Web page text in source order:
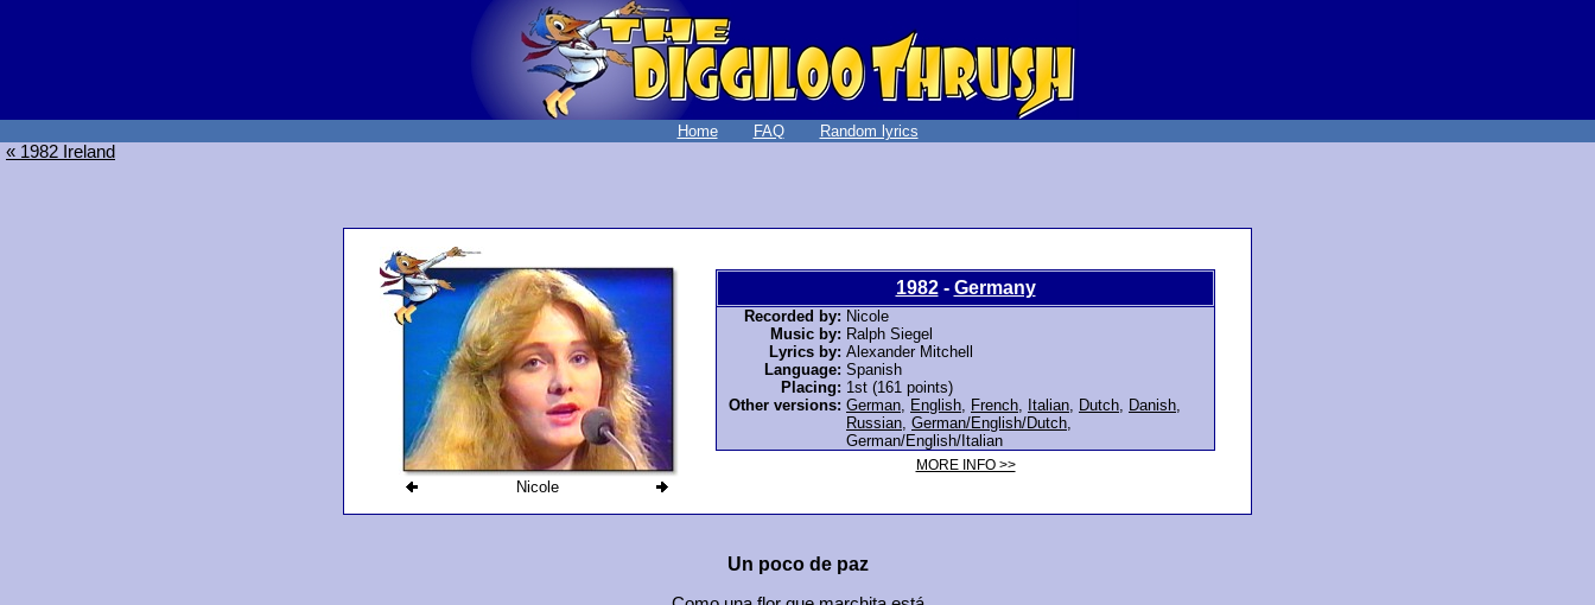
Home FAQ Random lyrics
« 1982 Ireland
Nicole
1982- Germany
Recorded by: Nicole
Music by: Ralph Siegel
Lyrics by: Alexander Mitchell
Language: Spanish
Placing: 1st (161 points)
Other versions: German English French Italian Dutch Danish
Russian German/English/Dutch
German/English/Italian
MORE INFO >>
Un poco de paz